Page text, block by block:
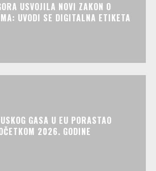
USVOJILA NOVI ZAKON O
UVODI SE DIGITALNA ETIKETA
GASA U EU PORASTAO
2026. GODINE